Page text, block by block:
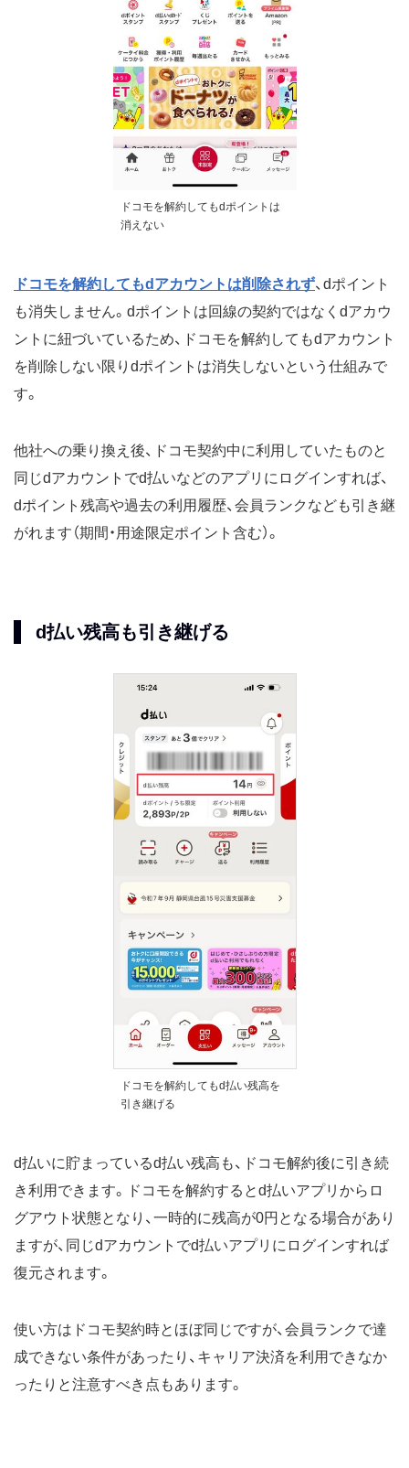
ドコモを解約してもdポイントは
消えない
ドコモを解約してもdアカウントは削除されず、dポイント
も消失しません。dポイントは回線の契約ではなくdアカウ
ントに紐づいているため、ドコモを解約してもdアカウント
を削除しない限りdポイントは消失しないという仕組みで
す。
他社への乗り換え後、ドコモ契約中に利用していたものと
同じdアカウントでd払いなどのアプリにログインすれば、
dポイント残高や過去の利用履歴、会員ランクなども引き継
がれます（期間・用途限定ポイント含む）。
d払い残高も引き継げる
ドコモを解約してもd払い残高を
引き継げる
d払いに貯まっているd払い残高も、ドコモ解約後に引き続
き利用できます。ドコモを解約するとd払いアプリからロ
グアウト状態となり、一時的に残高が0円となる場合があり
ますが、同じdアカウントでd払いアプリにログインすれば
復元されます。
使い方はドコモ契約時とほぼ同じですが、会員ランクで達
成できない条件があったり、キャリア決済を利用できなか
ったりと注意すべき点もあります。